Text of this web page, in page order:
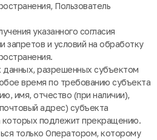
Пользователь
указанного согласия
запретов и условий на обработку
данных, разрешенных субъектом
время по требованию субъекта
имя, отчество (при наличии),
адрес) субъекта
которых подлежит прекращению.
только Оператором, которому